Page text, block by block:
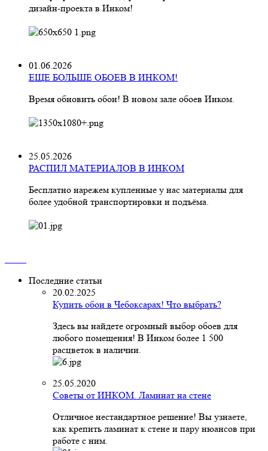
дизайн‑проекта в Инком!
01.06.2026
ЕЩЕ БОЛЬШЕ ОБОЕВ В ИНКОМ!
Время обновить обои! В новом зале обоев Инком.
25.05.2026
РАСПИЛ МАТЕРИАЛОВ В ИНКОМ
Бесплатно нарежем купленные у нас материалы для
более удобной транспортировки и подъёма.
Последние статьи
20.02.2025
Купить обои в Чебоксарах! Что выбрать?
Здесь вы найдете огромный выбор обоев для
любого помещения! В Инком более 1 500
расцветок в наличии.
25.05.2020
Советы от ИНКОМ. Ламинат на стене
Отличное нестандартное решение! Вы узнаете,
как крепить ламинат к стене и пару нюансов при
работе с ним.